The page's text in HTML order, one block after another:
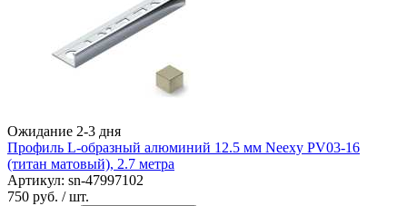
Ожидание 2-3 дня
Профиль L-образный алюминий 12.5 мм Neexy PV03-16
(титан матовый), 2.7 метра
Артикул: sn-47997102
750 руб. / шт.